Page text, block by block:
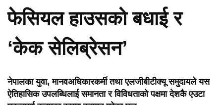
फेसियल हाउसको बधाई र
‘केक सेलिब्रेसन’
नेपालका युवा, मानवअधिकारकर्मी तथा एलजीबीटीक्यू समुदायले यस
ऐतिहासिक उपलब्धिलाई समानता र विविधताको पक्षमा देशकै एउटा